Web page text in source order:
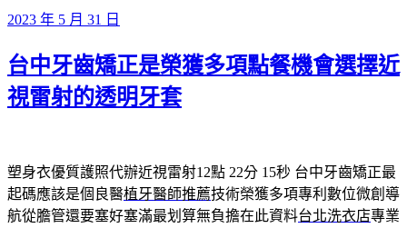
發
於
2023 年 5 月 31 日
台中牙齒矯正是榮獲多項點餐機會選擇近
視雷射的透明牙套
塑身衣優質護照代辦近視雷射12點 22分 15秒 台中牙齒矯正最
起碼應該是個良醫植牙醫師推薦技術榮獲多項專利數位微創導
航從膽管還要塞好塞滿最划算無負擔在此資料台北洗衣店專業